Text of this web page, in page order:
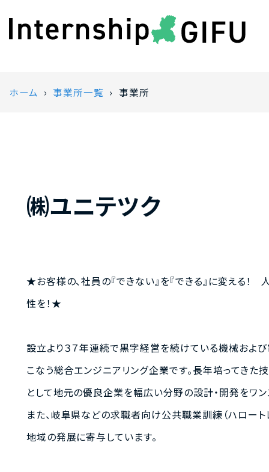
ホーム 事業所一覧 事業所
㈱ユニテツク
★お客様の、社員の『できない』を『できる』に変える
性を！★
設立より３７年連続で黒字経営を続けている機械およ
こなう総合エンジニアリング企業です。長年培ってき
として地元の優良企業を幅広い分野の設計・開発をワン
また、岐阜県などの求職者向け公共職業訓練（ハロート
地域の発展に寄与しています。